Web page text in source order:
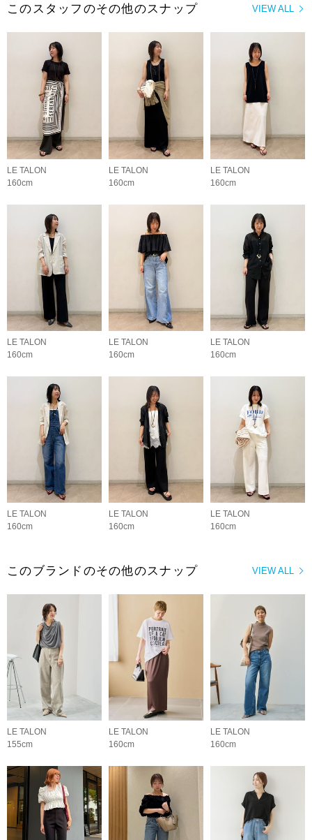
VIEW ALL
このスタッフのその他のスナップ
LE TALON
160cm
LE TALON
160cm
LE TALON
160cm
LE TALON
160cm
LE TALON
160cm
LE TALON
160cm
LE TALON
160cm
LE TALON
160cm
LE TALON
160cm
VIEW ALL
このブランドのその他のスナップ
LE TALON
155cm
LE TALON
160cm
LE TALON
160cm